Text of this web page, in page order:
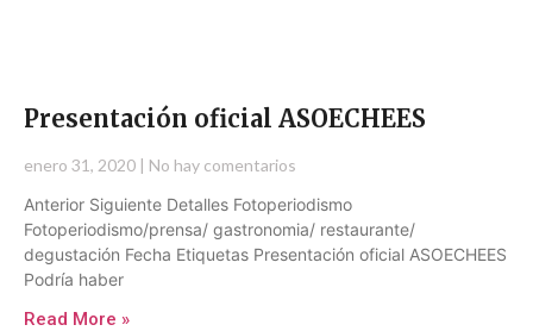
Presentación oficial ASOECHEES
enero 31, 2020
No hay comentarios
Anterior Siguiente Detalles Fotoperiodismo
Fotoperiodismo/prensa/ gastronomia/ restaurante/
degustación Fecha Etiquetas Presentación oficial ASOECHEES
Podría haber
Read More »